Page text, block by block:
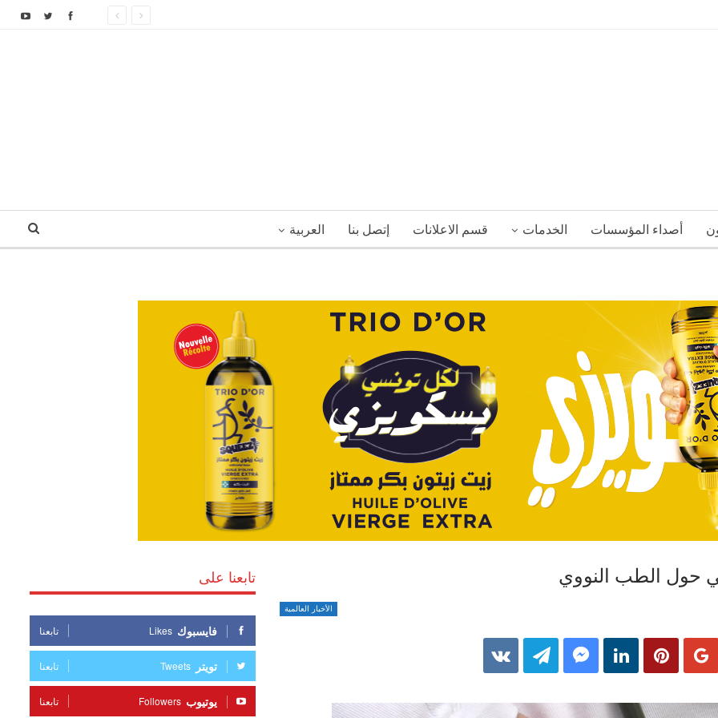
أصداء المؤسسات الخدمات قسم الاعلانات إتصل بنا العربية
حول الطب النووي
الأخبار العالمية
تابعنا على
فايسبوك Likes تابعنا
تويتر Tweets تابعنا
يوتيوب Followers تابعنا